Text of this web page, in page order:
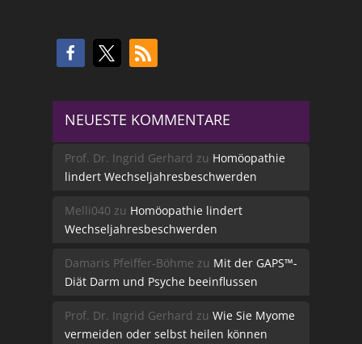
NEUESTE KOMMENTARE
Prof. Dr. Ingrid Gerhard zu Homöopathie
lindert Wechseljahresbeschwerden
Melli040 zu Homöopathie lindert
Wechseljahresbeschwerden
Damaris Pfeiffer-Böhme zu Mit der GAPS™-
Diät Darm und Psyche beeinflussen
Prof. Dr. Ingrid Gerhard zu Wie Sie Myome
vermeiden oder selbst heilen können